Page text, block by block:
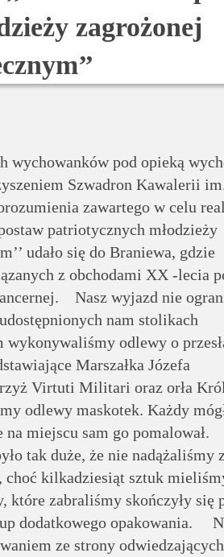
zagrożonej
wychowanków pod opieką
Szwadron Kawalerii
zawartego w celu
patriotycznych młodzieży
udało się do Braniewa, gdzie
z obchodami XX -lecia
Nasz wyjazd nie
nam stolikach
odlewy o
Marszałka Józefa
Virtuti Militari oraz orła
odlewy maskotek. Każdy
miejscu sam go pomalował.
tak duże, że nie nadążaliśmy
choć kilkadziesiąt sztuk
które zabraliśmy skończyły się
dodatkowego opakowania.
ze strony odwiedzających